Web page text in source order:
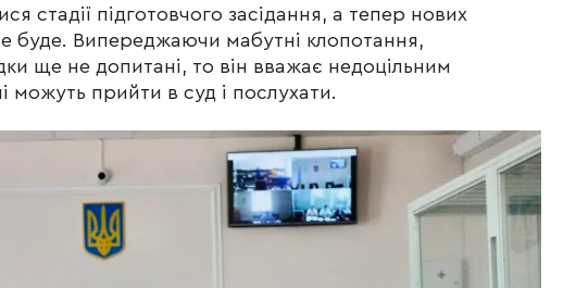
стадії підготовчого засідання, а тепер нових
буде. Випереджаючи мабутні клопотання,
ще не допитані, то він вважає недоцільним
можуть прийти в суд і послухати.